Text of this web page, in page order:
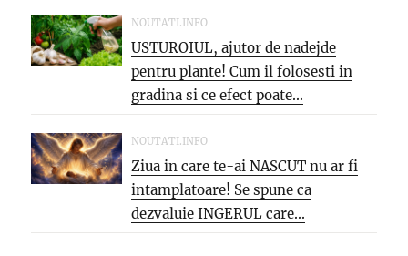
NOUTATI.INFO
USTUROIUL, ajutor de nadejde
pentru plante! Cum il folosesti in
gradina si ce efect poate...
NOUTATI.INFO
Ziua in care te-ai NASCUT nu ar fi
intamplatoare! Se spune ca
dezvaluie INGERUL care...